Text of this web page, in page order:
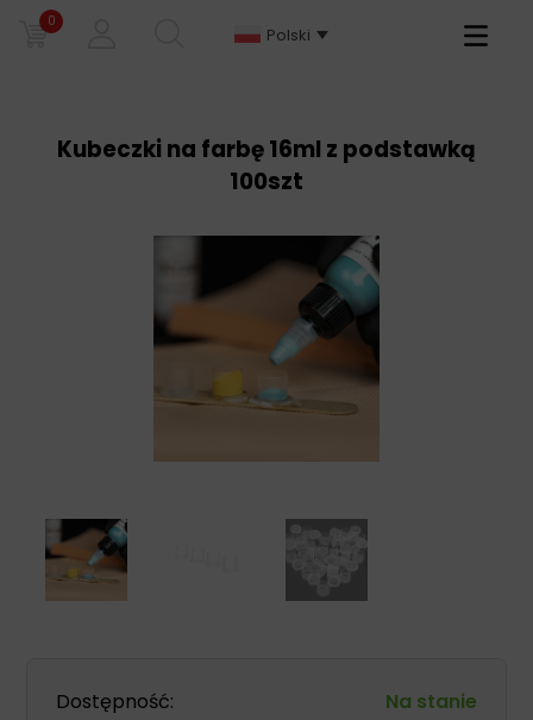
0
Polski
Primary
Kubeczki na farbę 16ml z podstawką
100szt
Dostępność: Na stanie